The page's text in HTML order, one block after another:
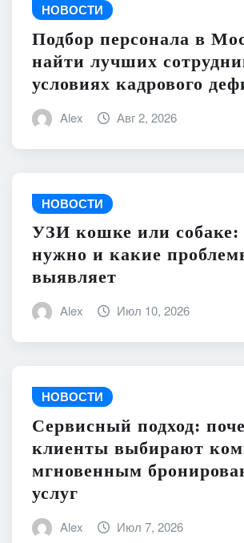
НОВОСТИ
Подбор персонала в
найти лучших
условиях кадрового
Alex Авг 2, 2026
НОВОСТИ
УЗИ кошке или собаке:
нужно и какие
выявляет
Alex Июл 10, 2026
НОВОСТИ
Сервисный подход:
клиенты выбирают
мгновенным
услуг
Alex Июл 7, 2026